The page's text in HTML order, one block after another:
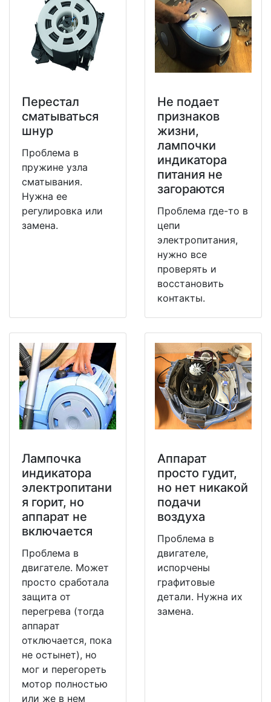
Перестал
сматываться
шнур
Проблема в
пружине узла
сматывания.
Нужна ее
регулировка или
замена.
Не подает
признаков
жизни,
лампочки
индикатора
питания не
загораются
Проблема где-то в
цепи
электропитания,
нужно все
проверять и
восстановить
контакты.
Лампочка
индикатора
электропитани
я горит, но
аппарат не
включается
Проблема в
двигателе. Может
просто сработала
защита от
перегрева (тогда
аппарат
отключается, пока
не остынет), но
мог и перегореть
мотор полностью
или же в нем
Аппарат
просто гудит,
но нет никакой
подачи
воздуха
Проблема в
двигателе,
испорчены
графитовые
детали. Нужна их
замена.